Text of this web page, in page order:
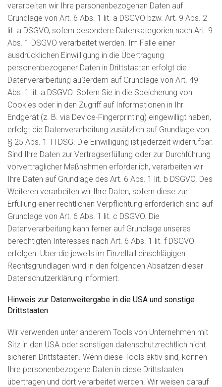
verarbeiten wir Ihre personenbezogenen Daten auf
Grundlage von Art. 6 Abs. 1 lit. a DSGVO bzw. Art. 9 Abs. 2
lit. a DSGVO, sofern besondere Datenkategorien nach Art. 9
Abs. 1 DSGVO verarbeitet werden. Im Falle einer
ausdrücklichen Einwilligung in die Übertragung
personenbezogener Daten in Drittstaaten erfolgt die
Datenverarbeitung außerdem auf Grundlage von Art. 49
Abs. 1 lit. a DSGVO. Sofern Sie in die Speicherung von
Cookies oder in den Zugriff auf Informationen in Ihr
Endgerät (z. B. via Device-Fingerprinting) eingewilligt haben,
erfolgt die Datenverarbeitung zusätzlich auf Grundlage von
§ 25 Abs. 1 TTDSG. Die Einwilligung ist jederzeit widerrufbar.
Sind Ihre Daten zur Vertragserfüllung oder zur Durchführung
vorvertraglicher Maßnahmen erforderlich, verarbeiten wir
Ihre Daten auf Grundlage des Art. 6 Abs. 1 lit. b DSGVO. Des
Weiteren verarbeiten wir Ihre Daten, sofern diese zur
Erfüllung einer rechtlichen Verpflichtung erforderlich sind auf
Grundlage von Art. 6 Abs. 1 lit. c DSGVO. Die
Datenverarbeitung kann ferner auf Grundlage unseres
berechtigten Interesses nach Art. 6 Abs. 1 lit. f DSGVO
erfolgen. Über die jeweils im Einzelfall einschlägigen
Rechtsgrundlagen wird in den folgenden Absätzen dieser
Datenschutzerklärung informiert.
Hinweis zur Datenweitergabe in die USA und sonstige
Drittstaaten
Wir verwenden unter anderem Tools von Unternehmen mit
Sitz in den USA oder sonstigen datenschutzrechtlich nicht
sicheren Drittstaaten. Wenn diese Tools aktiv sind, können
Ihre personenbezogene Daten in diese Drittstaaten
übertragen und dort verarbeitet werden. Wir weisen darauf